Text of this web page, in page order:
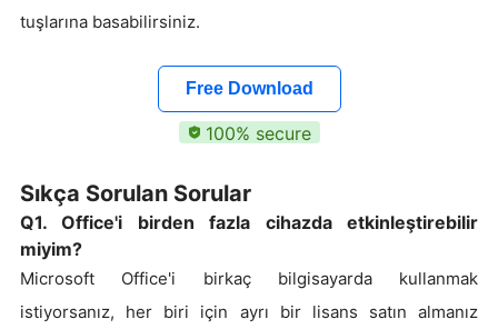
tuşlarına basabilirsiniz.
Free Download
100% secure
Sıkça Sorulan Sorular
Q1. Office'i birden fazla cihazda etkinleştirebilir
miyim?
Microsoft Office'i birkaç bilgisayarda kullanmak
istiyorsanız, her biri için ayrı bir lisans satın almanız